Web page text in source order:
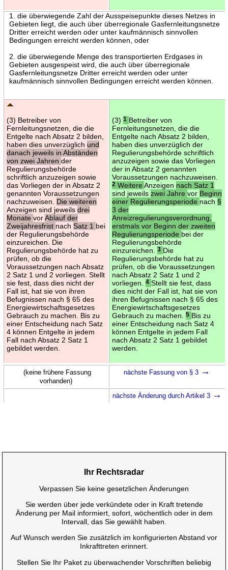
1. die überwiegende Zahl der Ausspeisepunkte dieses Netzes in
Gebieten liegt, die auch über überregionale Gasfernleitungsnetze
Dritter erreicht werden oder unter kaufmännisch sinnvollen
Bedingungen erreicht werden können, oder
2. die überwiegende Menge des transportierten Erdgases in
Gebieten ausgespeist wird, die auch über überregionale
Gasfernleitungsnetze Dritter erreicht werden oder unter
kaufmännisch sinnvollen Bedingungen erreicht werden können.
(3) Betreiber von
Fernleitungsnetzen, die die
Entgelte nach Absatz 2 bilden,
haben dies unverzüglich und
danach jeweils in Abständen
von zwei Jahren der
Regulierungsbehörde
schriftlich anzuzeigen sowie
das Vorliegen der in Absatz 2
genannten Voraussetzungen
nachzuweisen. Die weiteren
Anzeigen sind jeweils drei
Monate vorAblauf der
Zweijahresfrist nach Satz 1 bei
der Regulierungsbehörde
einzureichen. Die
Regulierungsbehörde hat zu
prüfen, ob die
Voraussetzungen nach Absatz
2 Satz 1 und 2 vorliegen. Stellt
sie fest, dass dies nicht der
Fall ist, hat sie von ihren
Befugnissen nach § 65 des
Energiewirtschaftsgesetzes
Gebrauch zu machen. Bis zu
einer Entscheidung nach Satz
4 können Entgelte in jedem
Fall nach Absatz 2 Satz 1
gebildet werden.
(3) 1 Betreiber von
Fernleitungsnetzen, die die
Entgelte nach Absatz 2 bilden,
haben dies unverzüglich der
Regulierungsbehörde schriftlich
anzuzeigen sowie das Vorliegen
der in Absatz 2 genannten
Voraussetzungen nachzuweisen.
2WeitereAnzeigen nach Satz 1
sind jeweils zwei Jahre vor Beginn
einer Regulierungsperiode nach §
3 der
Anreizregulierungsverordnung,
erstmals vor Beginn der zweiten
Regulierungsperiode bei der
Regulierungsbehörde
einzureichen.
3 Die
Regulierungsbehörde hat zu
prüfen, ob die Voraussetzungen
nach Absatz 2 Satz 1 und 2
vorliegen.
4 Stellt sie fest, dass
dies nicht der Fall ist, hat sie von
ihren Befugnissen nach § 65 des
Energiewirtschaftsgesetzes
Gebrauch zu machen.
5 Bis zu
einer Entscheidung nach Satz 4
können Entgelte in jedem Fall
nach Absatz 2 Satz 1 gebildet
werden.
(keine frühere Fassung
vorhanden)
nächste Fassung von § 3 →
nächste Änderung durch Artikel 3 →
Ihr Rechtsradar
Verpassen Sie keine gesetzlichen Änderungen
Sie werden über jede verkündete oder in Kraft tretende
Änderung per Mail informiert, sofort, wöchentlich oder in dem
Intervall, das Sie gewählt haben.
Auf Wunsch werden Sie zusätzlich im konfigurierten Abstand vor
Inkrafttreten erinnert.
Stellen Sie Ihr Paket zu überwachender Vorschriften beliebig